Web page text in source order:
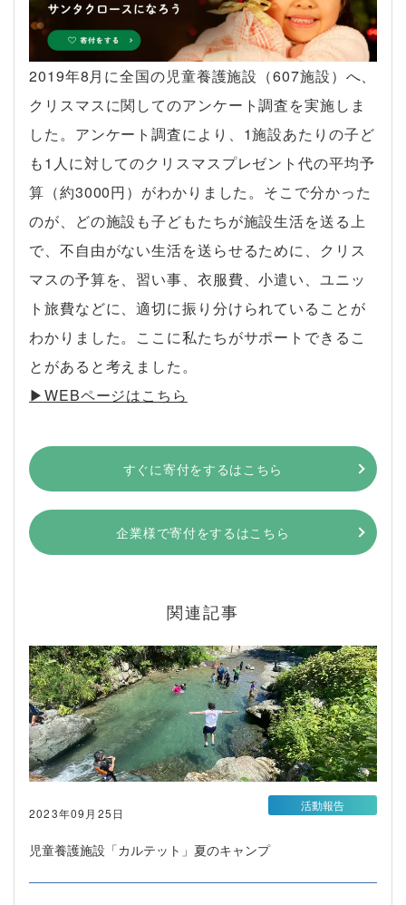
2019年8月に全国の児童養護施設（607施設）へ、
クリスマスに関してのアンケート調査を実施しま
した。アンケート調査により、1施設あたりの子ど
も1人に対してのクリスマスプレゼント代の平均予
算（約3000円）がわかりました。そこで分かった
のが、どの施設も子どもたちが施設生活を送る上
で、不自由がない生活を送らせるために、クリス
マスの予算を、習い事、衣服費、小遣い、ユニッ
ト旅費などに、適切に振り分けられていることが
わかりました。ここに私たちがサポートできるこ
とがあると考えました。
▶︎WEBページはこちら
すぐに寄付をするはこちら
企業様で寄付をするはこちら
関連記事
2023年09月25日
児童養護施設「カルテット」夏のキャンプ
活動報告